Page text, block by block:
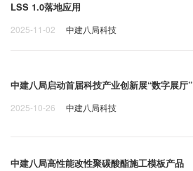
LSS 1.0落地应用
2025-11-02 中建八局科技
中建八局启动首届科技产业创新展“数字展厅”
2025-10-26 中建八局科技
中建八局高性能改性聚碳酸酯施工模板产品